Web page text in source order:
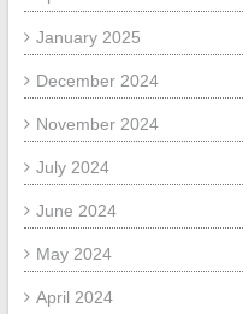
January 2025
December 2024
November 2024
July 2024
June 2024
May 2024
April 2024